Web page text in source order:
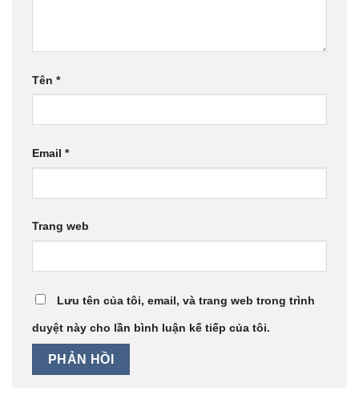
Tên *
Email *
Trang web
Lưu tên của tôi, email, và trang web trong trình
duyệt này cho lần bình luận kế tiếp của tôi.